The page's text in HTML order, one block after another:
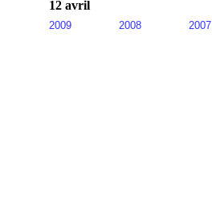
12 avril
2009 2008 2007